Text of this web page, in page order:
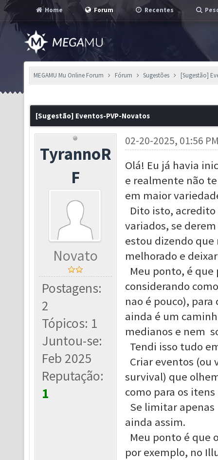
Home Forum Recentes
MEGAMU Mu Online Forum Fórum Sugestões [Sugestão]
[Sugestão] Eventos-PVP-Novatos
TyrannoR
F
Novato
Postagens:
2
Tópicos: 1
Juntou-se:
Feb 2025
Reputação:
1
02-20-2025, 01:56
Olá! Eu já havia
e realmente não
em maior
Dito isto,
variados, se
estou dizendo
melhorado e
Meu ponto, é
considerando
nao é pouco),
ainda é um
medianos e nem
Tendi isso tudo
Criar eventos (ou
survival) que
como para os
Se limitar
ainda assim.
Meu ponto é que
por exemplo, no